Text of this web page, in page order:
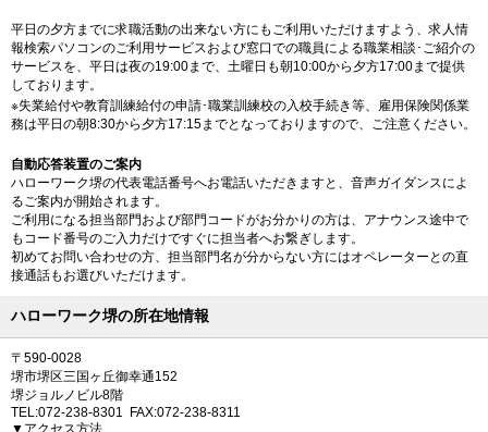
平日の夕方までに求職活動の出来ない方にもご利用いただけますよう、求人情
報検索パソコンのご利用サービスおよび窓口での職員による職業相談･ご紹介の
サービスを、平日は夜の19:00まで、土曜日も朝10:00から夕方17:00まで提供
しております。
※失業給付や教育訓練給付の申請･職業訓練校の入校手続き等、雇用保険関係業
務は平日の朝8:30から夕方17:15までとなっておりますので、ご注意ください。
自動応答装置のご案内
ハローワーク堺の代表電話番号へお電話いただきますと、音声ガイダンスによ
るご案内が開始されます。
ご利用になる担当部門および部門コードがお分かりの方は、アナウンス途中で
もコード番号のご入力だけですぐに担当者へお繋ぎします。
初めてお問い合わせの方、担当部門名が分からない方にはオペレーターとの直
接通話もお選びいただけます。
ハローワーク堺の所在地情報
〒590-0028
堺市堺区三国ヶ丘御幸通152
堺ジョルノビル8階
TEL:072-238-8301 FAX:072-238-8311
▼アクセス方法